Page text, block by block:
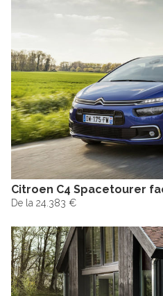
Citroen C4 Spacetourer
De la 24.383 €